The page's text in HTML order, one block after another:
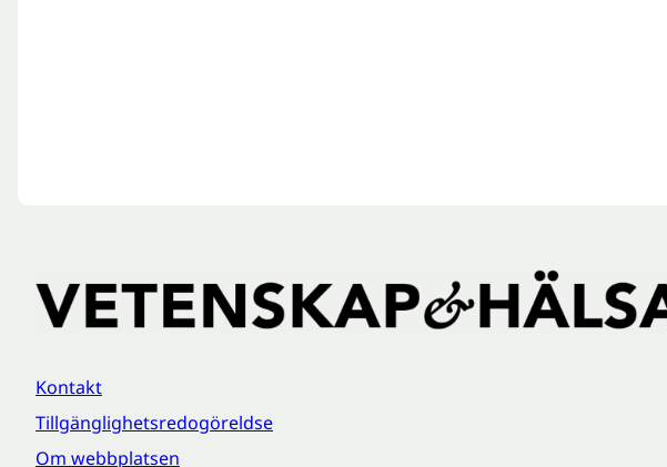
Kontakt
Tillgänglighetsredogöreldse
Om webbplatsen